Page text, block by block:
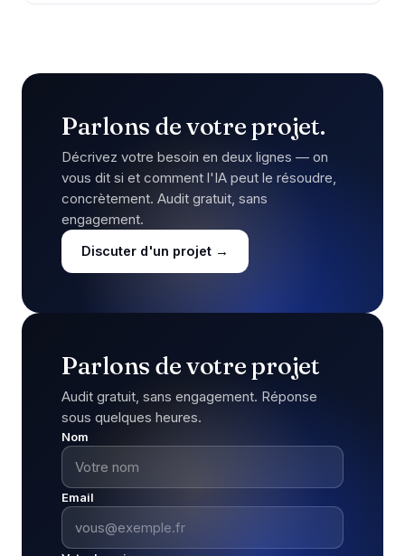
Parlons de votre projet.
Décrivez votre besoin en deux lignes — on
vous dit si et comment l'IA peut le résoudre,
concrètement. Audit gratuit, sans
engagement.
Discuter d'un projet →
Parlons de votre projet
Audit gratuit, sans engagement. Réponse
sous quelques heures.
Nom
Email